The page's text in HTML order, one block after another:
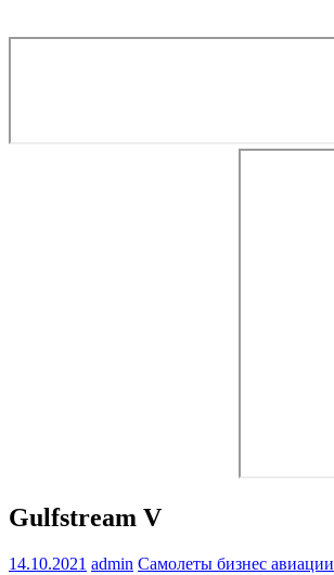
Gulfstream V
14.10.2021 admin Самолеты бизнес авиации